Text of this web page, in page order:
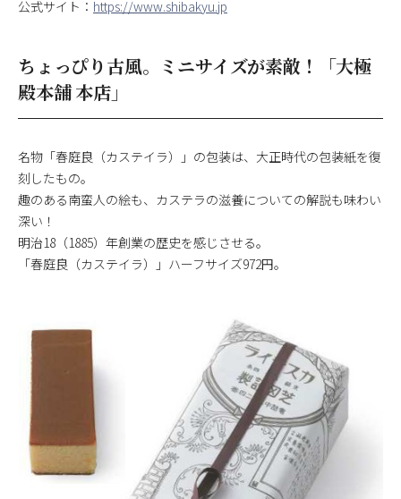
公式サイト： https://www.shibakyu.jp
ちょっぴり古風。ミニサイズが素敵！「大極
殿本舗 本店」
名物「春庭良（カステイラ）」の包装は、大正時代の包装紙を復
刻したもの。
趣のある南蛮人の絵も、カステラの滋養についての解説も味わい
深い！
明治18（1885）年創業の歴史を感じさせる。
「春庭良（カステイラ）」ハーフサイズ972円。